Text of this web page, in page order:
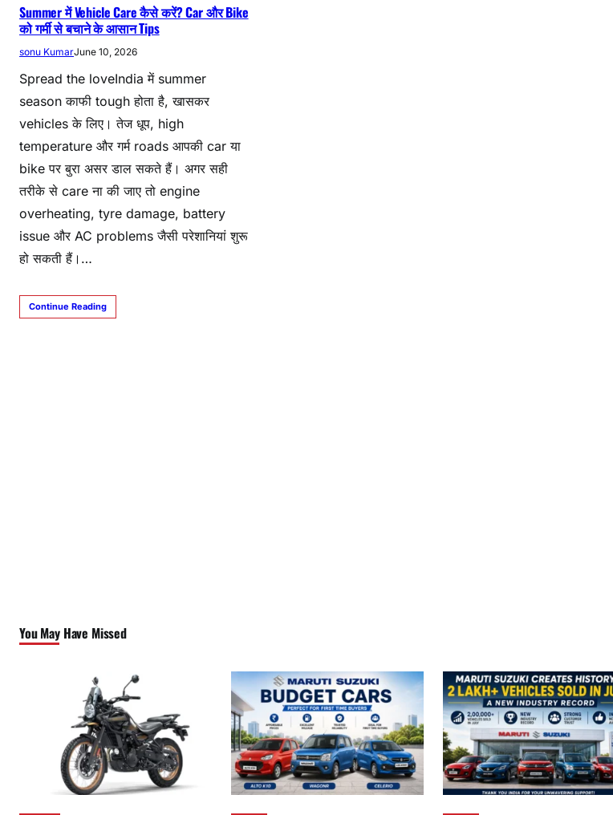
Summer में Vehicle Care कैसे करें? Car और Bike
को गर्मी से बचाने के आसान Tips
sonu KumarJune 10, 2026
Spread the loveIndia में summer
season काफी tough होता है, खासकर
vehicles के लिए। तेज धूप, high
temperature और गर्म roads आपकी car या
bike पर बुरा असर डाल सकते हैं। अगर सही
तरीके से care ना की जाए तो engine
overheating, tyre damage, battery
issue और AC problems जैसी परेशानियां शुरू
हो सकती हैं।…
Continue Reading
You May Have Missed